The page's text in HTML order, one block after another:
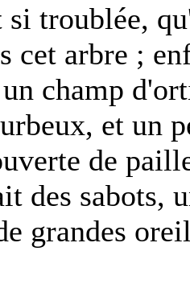
troublée,
cet arbre ;
champ
et un
de
des sabots,
grandes